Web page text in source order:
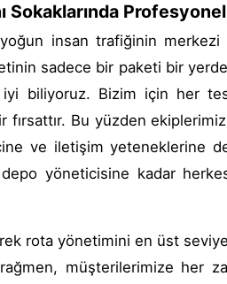
Sokaklarında
insan trafiğinin merkezi
sadece bir paketi bir yerden
biliyoruz. Bizim için her
fırsattır. Bu yüzden
ve iletişim yeteneklerine de
yöneticisine kadar
rota yönetimini en üst
müşterilerimize her